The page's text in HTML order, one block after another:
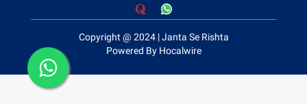
Copyright @ 2024 | Janta Se Rishta
Powered By Hocalwire